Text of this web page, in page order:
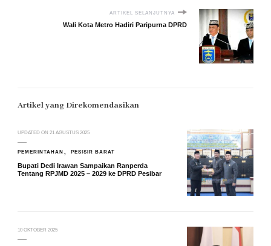
ARTIKEL SELANJUTNYA
Wali Kota Metro Hadiri Paripurna DPRD
Artikel yang Direkomendasikan
UPDATED ON 21 AGUSTUS 2025
PEMERINTAHAN PESISIR BARAT
Bupati Dedi Irawan Sampaikan Ranperda
Tentang RPJMD 2025 – 2029 ke DPRD Pesibar
10 OKTOBER 2025